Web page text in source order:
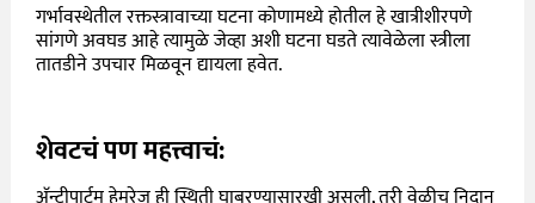
गर्भावस्थेतील रक्तस्त्रावाच्या घटना कोणामध्ये होतील हे खात्रीशीरपणे
सांगणे अवघड आहे त्यामुळे जेव्हा अशी घटना घडते त्यावेळेला स्त्रीला
तातडीने उपचार मिळवून द्यायला हवेत.
शेवटचं पण महत्त्वाचं: